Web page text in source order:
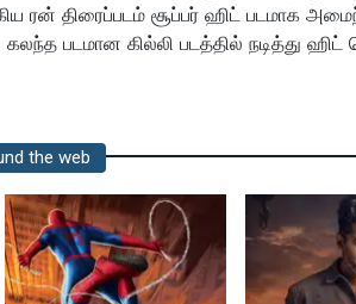
ரன் திரைப்படம் சூப்பர் ஹிட் படமாக
படமான கில்லி படத்தில் நடித்து ஹிட்
the web